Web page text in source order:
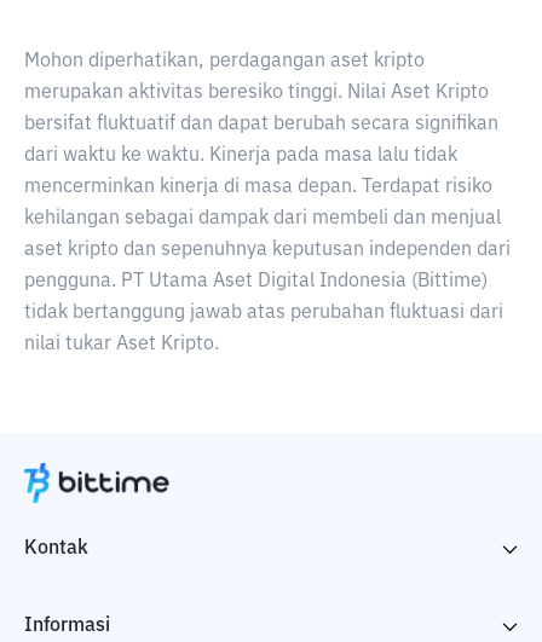
Mohon diperhatikan, perdagangan aset kripto
merupakan aktivitas beresiko tinggi. Nilai Aset Kripto
bersifat fluktuatif dan dapat berubah secara signifikan
dari waktu ke waktu. Kinerja pada masa lalu tidak
mencerminkan kinerja di masa depan. Terdapat risiko
kehilangan sebagai dampak dari membeli dan menjual
aset kripto dan sepenuhnya keputusan independen dari
pengguna. PT Utama Aset Digital Indonesia (Bittime)
tidak bertanggung jawab atas perubahan fluktuasi dari
nilai tukar Aset Kripto.
Kontak
Informasi